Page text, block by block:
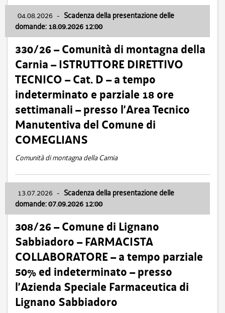
04.08.2026 - Scadenza della presentazione delle
domande: 18.09.2026 12:00
330/26 – Comunità di montagna della
Carnia – ISTRUTTORE DIRETTIVO
TECNICO – Cat. D – a tempo
indeterminato e parziale 18 ore
settimanali – presso l’Area Tecnico
Manutentiva del Comune di
COMEGLIANS
Comunità di montagna della Carnia
13.07.2026 - Scadenza della presentazione delle
domande: 07.09.2026 12:00
308/26 – Comune di Lignano
Sabbiadoro – FARMACISTA
COLLABORATORE – a tempo parziale
50% ed indeterminato – presso
l’Azienda Speciale Farmaceutica di
Lignano Sabbiadoro